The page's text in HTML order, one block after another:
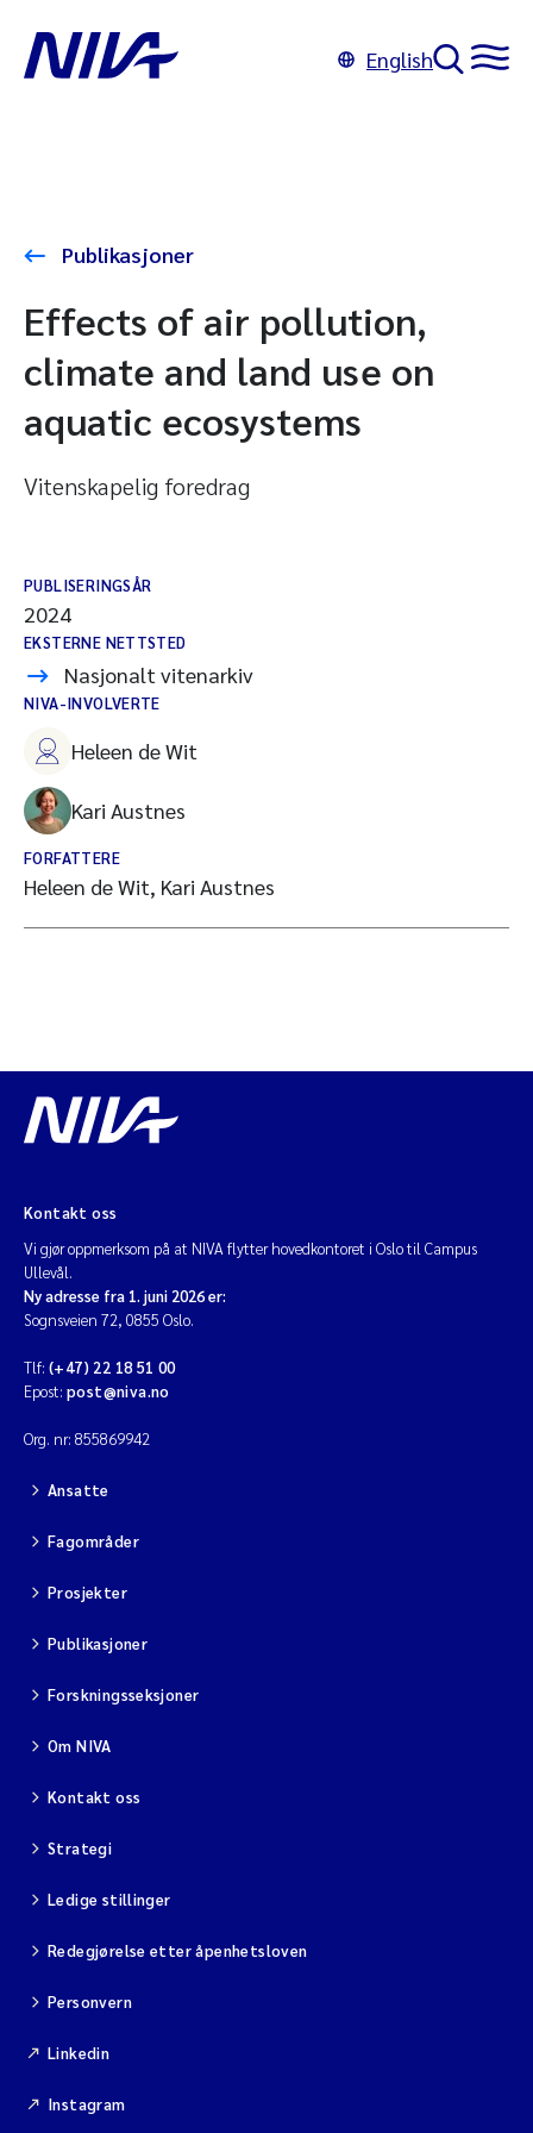
English
Publikasjoner
Effects of air pollution,
climate and land use on
aquatic ecosystems
Vitenskapelig foredrag
PUBLISERINGSÅR
2024
EKSTERNE NETTSTED
Nasjonalt vitenarkiv
NIVA-INVOLVERTE
Heleen de Wit
Kari Austnes
FORFATTERE
Heleen de Wit, Kari Austnes
Kontakt oss
Vi gjør oppmerksom på at NIVA flytter hovedkontoret i Oslo til Campus
Ullevål.
Ny adresse fra 1. juni 2026 er:
Sognsveien 72, 0855 Oslo.
Tlf: (+47) 22 18 51 00
Epost: post@niva.no
Org. nr: 855869942
Ansatte
Fagområder
Prosjekter
Publikasjoner
Forskningsseksjoner
Om NIVA
Kontakt oss
Strategi
Ledige stillinger
Redegjørelse etter åpenhetsloven
Personvern
Linkedin
Instagram